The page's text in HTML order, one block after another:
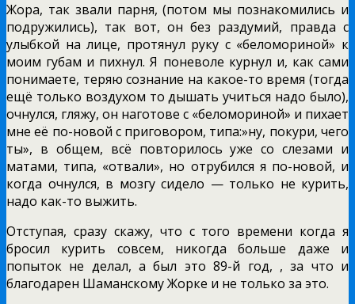
Жора, так звали парня, (потом мы познакомились и
подружились), так вот, он без раздумий, правда с
улыбкой на лице, протянул руку с «беломориной» к
моим губам и пихнул. Я поневоле курнул и, как сами
понимаете, теряю сознание на какое-то время (тогда
ещё только воздухом то дышать учиться надо было),
очнулся, гляжу, он наготове с «беломориной» и пихает
мне её по-новой с приговором, типа:»ну, покури, чего
ты», в общем, всё повторилось уже со слезами и
матами, типа, «отвали», но отрубился я по-новой, и
когда очнулся, в мозгу сидело — только не курить,
надо как-то выжить.
Отступая, сразу скажу, что с того времени когда я
бросил курить совсем, никогда больше даже и
попыток не делал, а был это 89-й год, , за что и
благодарен Шаманскому Жорке и не только за это.